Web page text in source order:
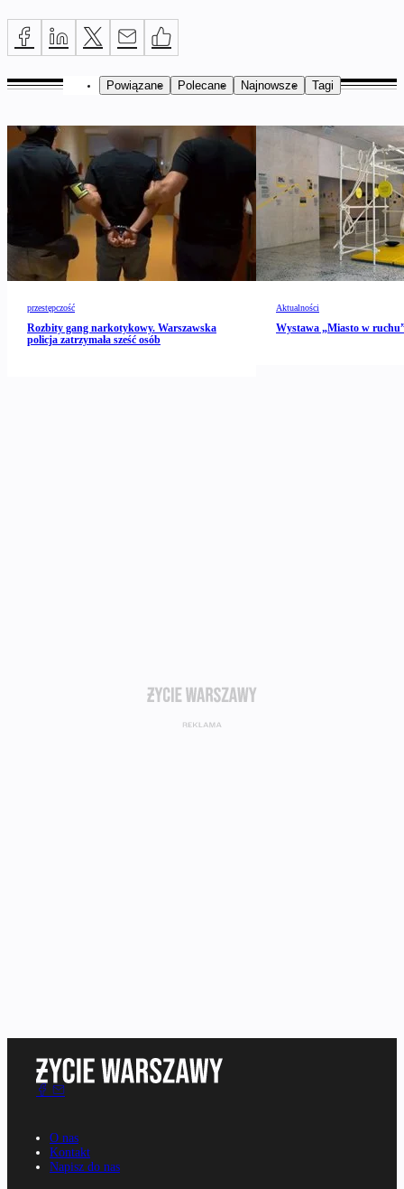
Powiązane Polecane Najnowsze Tagi
przestępczość
Rozbity gang narkotykowy. Warszawska
policja zatrzymała sześć osób
Aktualności
Wystawa „Miasto w
O nas
Kontakt
Napisz do nas